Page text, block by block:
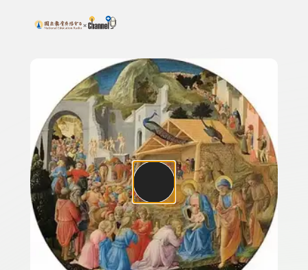
上方功能區塊
搜尋關鍵字：可輸入節目名稱、主持人或關鍵字